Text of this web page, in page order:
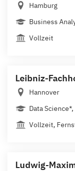
Hamburg
Business
Vollzeit
Leibniz-
Hannover
Data
Vollzeit,
Ludwig-